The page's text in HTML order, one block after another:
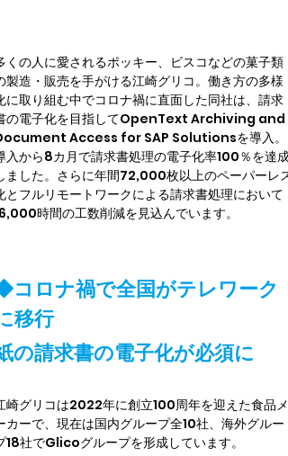
くの人に愛されるポッキー、ビスコなどの菓子類
製造・販売を手がける江崎グリコ。働き方の多様
に取り組む中でコロナ禍に直面した同社は、請求
の電子化を目指してOpenText Archiving and
Access for SAP Solutionsを導入。
入から8カ月で請求書処理の電子化率100％を達成
ました。さらに年間72,000枚以上のペーパーレス
とフルリモートワークによる請求書処理において
時間の工数削減を見込んでいます。
コロナ禍で全国がテレワーク
移行
の請求書の電子化が必須に
崎グリコは2022年に創立100周年を迎えた食品メ
カーで、現在は国内グループ全10社、海外グルー
18社でGlicoグループを形成しています。